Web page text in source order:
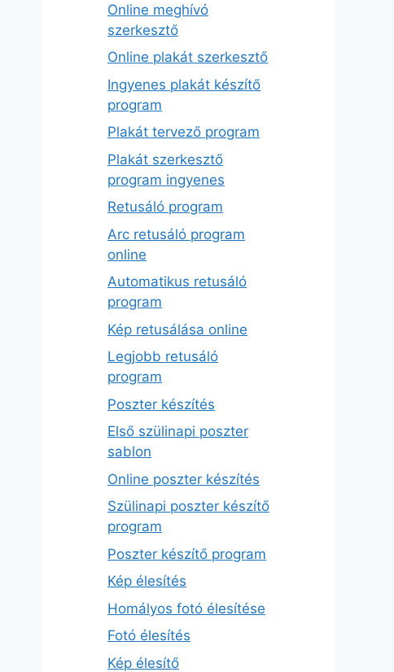
Online meghívó
szerkesztő
Online plakát szerkesztő
Ingyenes plakát készítő
program
Plakát tervező program
Plakát szerkesztő
program ingyenes
Retusáló program
Arc retusáló program
online
Automatikus retusáló
program
Kép retusálása online
Legjobb retusáló
program
Poszter készítés
Első szülinapi poszter
sablon
Online poszter készítés
Szülinapi poszter készítő
program
Poszter készítő program
Kép élesítés
Homályos fotó élesítése
Fotó élesítés
Kép élesítő